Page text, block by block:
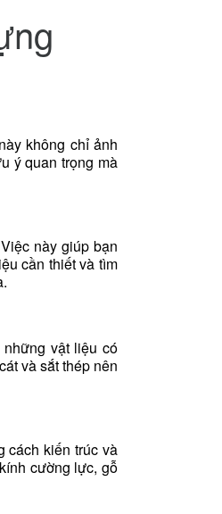
không chỉ ảnh
ý quan trọng mà
này giúp bạn
cần thiết và tìm
vật liệu có
và sắt thép nên
cách kiến trúc và
cường lực, gỗ